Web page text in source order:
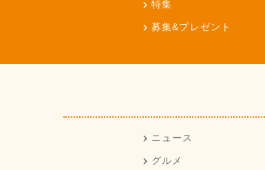
特集
募集&プレゼント
ニュース
グルメ